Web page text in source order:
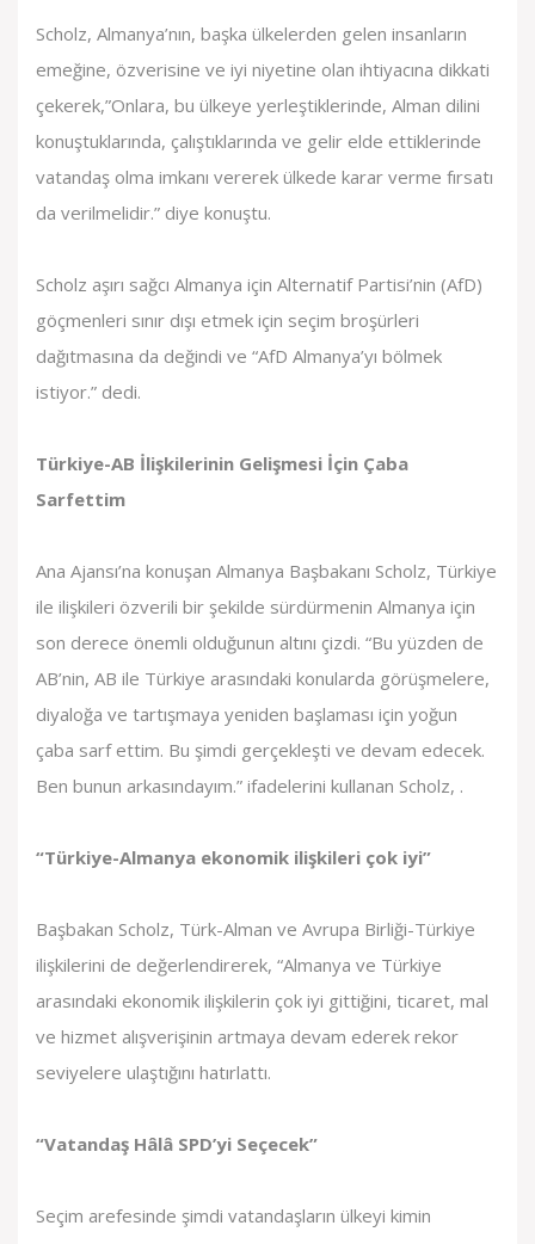
Scholz, Almanya’nın, başka ülkelerden gelen insanların
emeğine, özverisine ve iyi niyetine olan ihtiyacına dikkati
çekerek,”Onlara, bu ülkeye yerleştiklerinde, Alman dilini
konuştuklarında, çalıştıklarında ve gelir elde ettiklerinde
vatandaş olma imkanı vererek ülkede karar verme fırsatı
da verilmelidir.” diye konuştu.
Scholz aşırı sağcı Almanya için Alternatif Partisi’nin (AfD)
göçmenleri sınır dışı etmek için seçim broşürleri
dağıtmasına da değindi ve “AfD Almanya’yı bölmek
istiyor.” dedi.
Türkiye-AB İlişkilerinin Gelişmesi İçin Çaba
Sarfettim
Ana Ajansı’na konuşan Almanya Başbakanı Scholz, Türkiye
ile ilişkileri özverili bir şekilde sürdürmenin Almanya için
son derece önemli olduğunun altını çizdi. “Bu yüzden de
AB’nin, AB ile Türkiye arasındaki konularda görüşmelere,
diyaloğa ve tartışmaya yeniden başlaması için yoğun
çaba sarf ettim. Bu şimdi gerçekleşti ve devam edecek.
Ben bunun arkasındayım.” ifadelerini kullanan Scholz, .
“Türkiye-Almanya ekonomik ilişkileri çok iyi”
Başbakan Scholz, Türk-Alman ve Avrupa Birliği-Türkiye
ilişkilerini de değerlendirerek, “Almanya ve Türkiye
arasındaki ekonomik ilişkilerin çok iyi gittiğini, ticaret, mal
ve hizmet alışverişinin artmaya devam ederek rekor
seviyelere ulaştığını hatırlattı.
“Vatandaş Hâlâ SPD’yi Seçecek”
Seçim arefesinde şimdi vatandaşların ülkeyi kimin